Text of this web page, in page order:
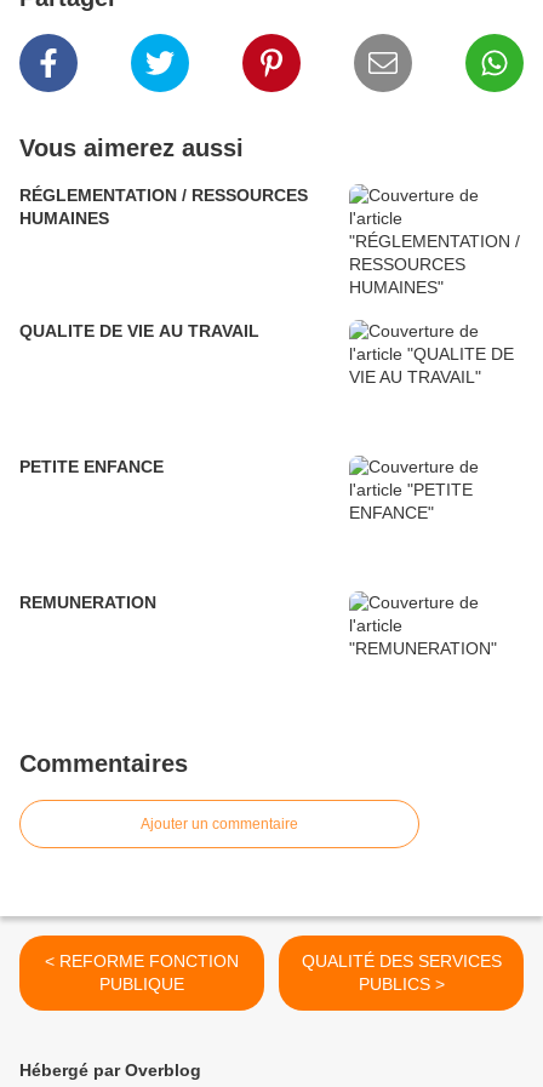
Vous aimerez aussi
RÉGLEMENTATION / RESSOURCES
HUMAINES
QUALITE DE VIE AU TRAVAIL
PETITE ENFANCE
REMUNERATION
Commentaires
Ajouter un commentaire
< REFORME FONCTION
PUBLIQUE
QUALITÉ DES SERVICES
PUBLICS >
Hébergé par Overblog